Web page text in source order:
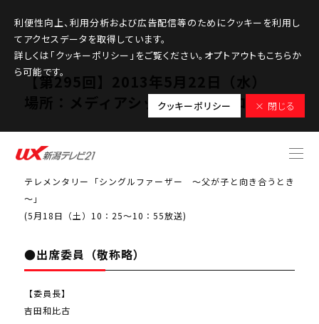
利便性向上、利用分析および広告配信等のためにクッキーを利用し
てアクセスデータを取得しています。
詳しくは「クッキーポリシー」をご覧ください。オプトアウトもこちらか
ら可能です。
クッキーポリシー × 閉じる
【第295回】2013年5月22日（水）
場所：メディアシップ静香庵サロン
●検討課題番組
テレメンタリー「シングルファーザー ～父が子と向き合うとき
～」
(5月18日（土）10：25～10：55放送)
●出席委員（敬称略）
【委員長】
吉田和比古